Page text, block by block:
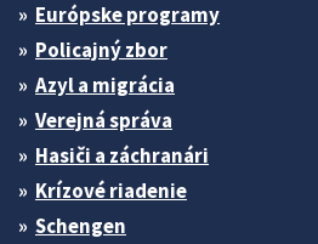
Európske programy
Policajný zbor
Azyl a migrácia
Verejná správa
Hasiči a záchranári
Krízové riadenie
Schengen